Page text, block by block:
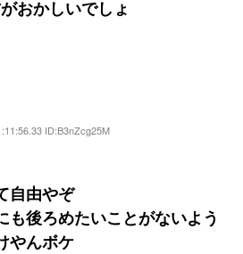
おかしいでしょ
ID:B3nZcg25M
自由やぞ
も後ろめたいことがないよう
やんボケ